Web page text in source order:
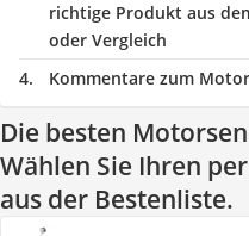
richtige Produkt aus
oder Vergleich
Kommentare zum
Die besten
Wählen Sie Ihren
aus der Bestenliste.